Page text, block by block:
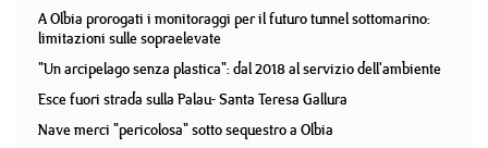
A Olbia prorogati i monitoraggi per il futuro tunnel sottomarino:
limitazioni sulle sopraelevate
"Un arcipelago senza plastica": dal 2018 al servizio dell'ambiente
Esce fuori strada sulla Palau- Santa Teresa Gallura
Nave merci "pericolosa" sotto sequestro a Olbia